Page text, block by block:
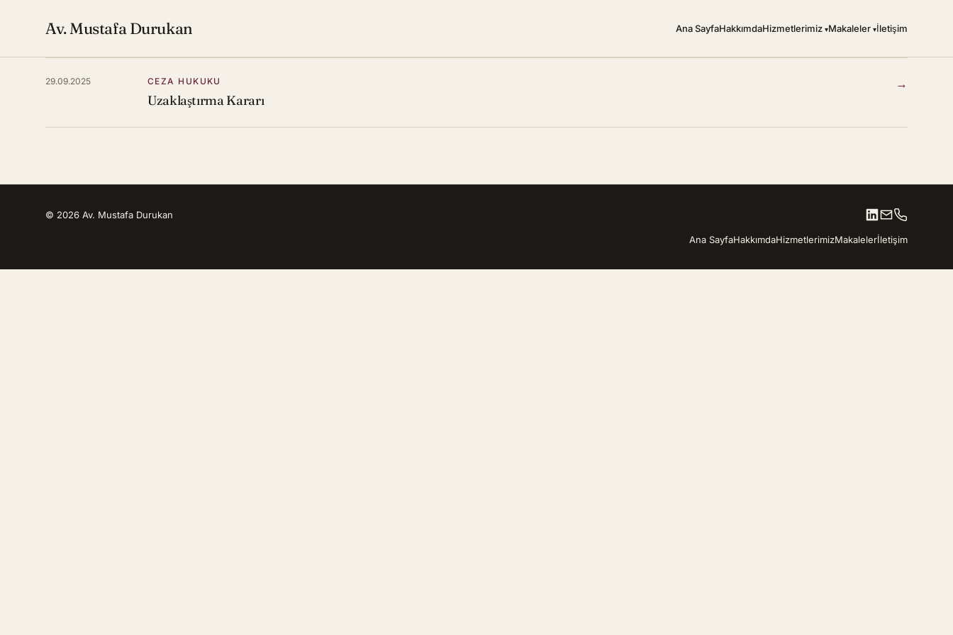
Av. Mustafa Durukan Ana SayfaHakkımdaHizmetlerimiz Makaleler İletişim
29.09.2025 CEZA HUKUKU
Uzaklaştırma Kararı
→
© 2026 Av. Mustafa Durukan
Ana SayfaHakkımdaHizmetlerimizMakalelerİletişim